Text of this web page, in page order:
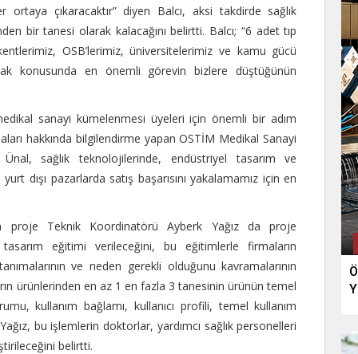
çıkaracaktır” diyen Balcı, aksi takdirde sağlık
bir tanesi olarak kalacağını belirtti. Balcı; “6 adet tıp
OSB’lerimiz, üniversitelerimiz ve kamu gücü
konusunda en önemli görevin bizlere düştüğünün
sanayi kümelenmesi üyeleri için önemli bir adım
hakkında bilgilendirme yapan OSTİM Medikal Sanayi
sağlık teknolojilerinde, endüstriyel tasarım ve
dışı pazarlarda satış başarısını yakalamamız için en
proje Teknik Koordinatörü Ayberk Yağız da proje
eğitimi verileceğini, bu eğitimlerle firmaların
ve neden gerekli olduğunu kavramalarının
ürünlerinden en az 1 en fazla 3 tanesinin ürünün temel
kullanım bağlamı, kullanıcı profili, temel kullanım
bu işlemlerin doktorlar, yardımcı sağlık personelleri
belirtti.